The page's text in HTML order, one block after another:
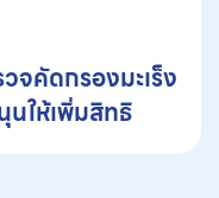
จคัดกรองมะเร็ง
ให้เพิ่มสิทธิ